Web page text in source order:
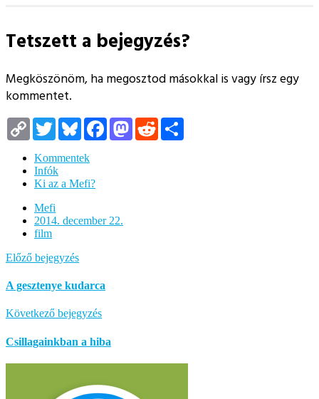
Tetszett a bejegyzés?
Megköszönöm, ha megosztod másokkal is vagy írsz egy
kommentet.
Copy
Link
TwitterBlueskyFacebookMastodon
Reddit
Kommentek
Infók
Ki az a Mefi?
Mefi
2014. december 22.
film
Előző bejegyzés
A gesztenye kudarca
Következő bejegyzés
Csillagainkban a hiba